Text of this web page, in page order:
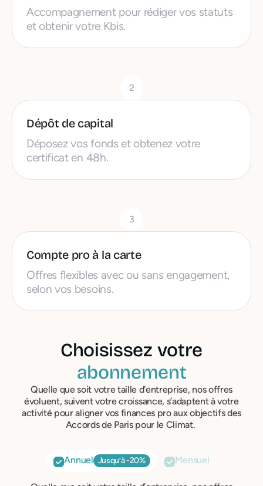
Accompagnement pour rédiger vos statuts
et obtenir votre Kbis.
2
Dépôt de capital
Déposez vos fonds et obtenez votre
certificat en 48h.
3
Compte pro à la carte
Offres flexibles avec ou sans engagement,
selon vos besoins.
Choisissez votre
abonnement
Quelle que soit votre taille d’entreprise, nos offres
évoluent, suivent votre croissance, s’adaptent à votre
activité pour aligner vos finances pro aux objectifs des
Accords de Paris pour le Climat.
Annuel Jusqu’à -20% Mensuel